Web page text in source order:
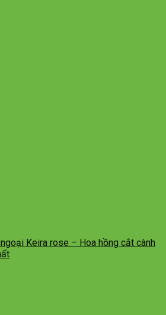
Keira rose – Hoa hồng cắt cành